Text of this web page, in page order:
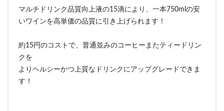
マルチドリンク品質向上液の15滴により、一本750mlの安
いワインを高単価の品質に引き上げられます！
約15円のコストで、普通並みのコーヒーまたティードリン
クを
よりヘルシーかつ上質なドリンクにアップグレードできま
す！